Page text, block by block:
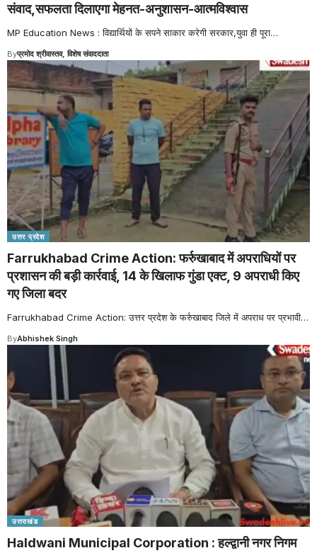
संवाद,सफलता दिलाएगा मेहनत-अनुशासन-आत्मविश्वास
MP Education News : विद्यार्थियों के सपने साकार करेगी सरकार,युवा ही पूरा…
Byप्रमोद श्रीवास्तव, विशेष संवाददाता
उत्तर प्रदेश
Farrukhabad Crime Action: फर्रुखाबाद में अपराधियों पर
प्रशासन की बड़ी कार्रवाई, 14 के खिलाफ गुंडा एक्ट, 9 अपराधी किए
गए जिला बदर
Farrukhabad Crime Action: उत्तर प्रदेश के फर्रुखाबाद जिले में अपराध पर प्रभावी…
ByAbhishek Singh
उत्तराखंड
Haldwani Municipal Corporation : हल्द्वानी नगर निगम